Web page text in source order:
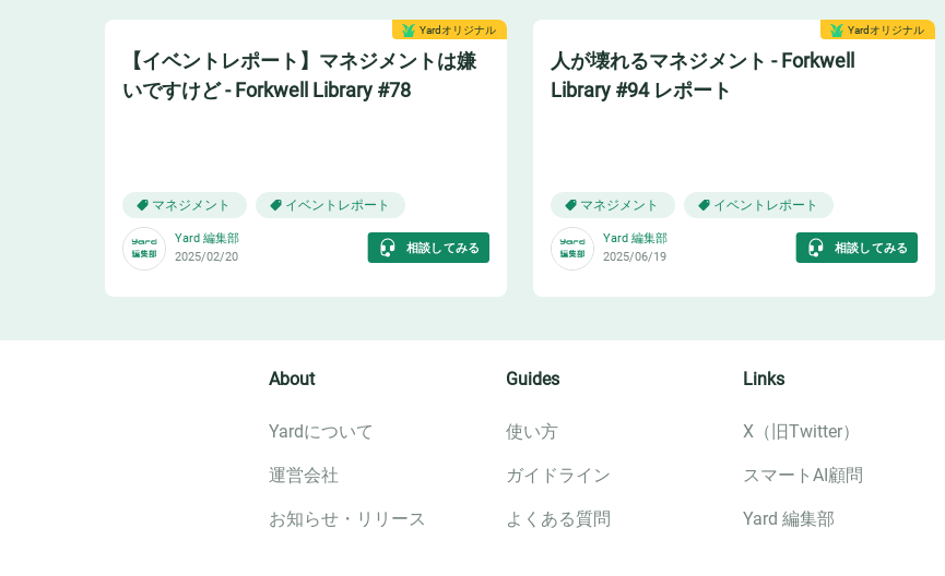
Yardオリジナル
【イベントレポート】マネジメントは嫌
いですけど - Forkwell Library #78
マネジメント イベントレポート
Yard 編集部
2025/02/20
相談してみる
Yardオリジナル
人が壊れるマネジメント - Forkwell
Library #94 レポート
マネジメント イベントレポート
Yard 編集部
2025/06/19
相談してみる
About
Yardについて
運営会社
お知らせ・リリース
Guides
使い方
ガイドライン
よくある質問
Links
X（旧Twitter）
スマートAI顧問
Yard 編集部